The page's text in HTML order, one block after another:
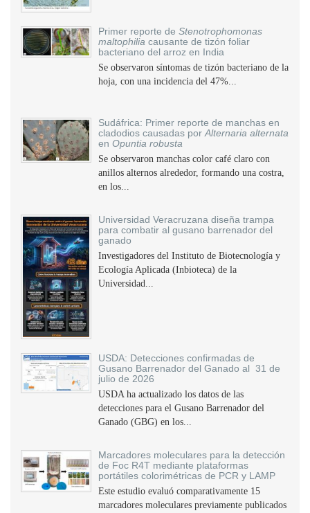
Primer reporte de Stenotrophomonas
maltophilia causante de tizón foliar
bacteriano del arroz en India
Se observaron síntomas de tizón bacteriano de la
hoja, con una incidencia del 47%...
Sudáfrica: Primer reporte de manchas en
cladodios causadas por Alternaria alternata
en Opuntia robusta
Se observaron manchas color café claro con
anillos alternos alrededor, formando una costra,
en los...
Universidad Veracruzana diseña trampa
para combatir al gusano barrenador del
ganado
Investigadores del Instituto de Biotecnología y
Ecología Aplicada (Inbioteca) de la
Universidad...
USDA: Detecciones confirmadas de
Gusano Barrenador del Ganado al 31 de
julio de 2026
USDA ha actualizado los datos de las
detecciones para el Gusano Barrenador del
Ganado (GBG) en los...
Marcadores moleculares para la detección
de Foc R4T mediante plataformas
portátiles colorimétricas de PCR y LAMP
Este estudio evaluó comparativamente 15
marcadores moleculares previamente publicados